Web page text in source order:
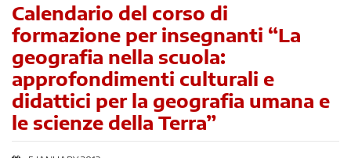
Calendario del corso di
formazione per insegnanti “La
geografia nella scuola:
approfondimenti culturali e
didattici per la geografia umana e
le scienze della Terra”